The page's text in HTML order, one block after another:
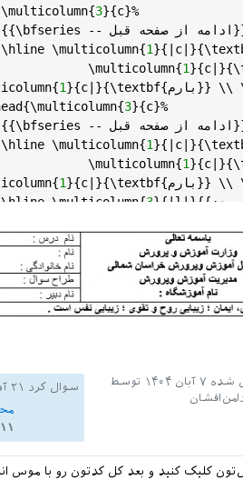
multicolumn{3}{c}%
            {{\
bfseries -- ادامه از صفحه قبل}} \\
            \
hline \multicolumn{1}{| c |}{\
                        \
multicolumn{1}{c |}{\
{1}{c |}{\textbf \\ \
{\multicolumn{3}{c}%
            {{\
bfseries -- ادامه از صفحه قبل}} \\
            \
hline \multicolumn{1}{| c |}{\
                        \
multicolumn{1}{c |}{\
{1}{c |}{\textbf \\ \
hline \multicolumn{3}{| l
}{| |p{0 textwidth}|c|}\
=2+2i$,
= 2 +2i $,
شده ۷ آبان ۱۴۰۴
توسط
سوال کرد ۲۱ آذر ۱۳۹۳
۱۱
کلیک کنید و بعد کل کدتون رو با موس